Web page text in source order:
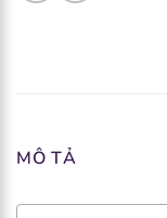
MÔ TẢ